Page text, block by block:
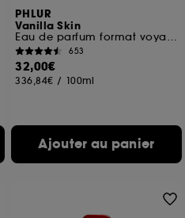
PHLUR
Vanilla Skin
Eau de parfum format voyage
653
32,00€
336,84€ / 100ml
Ajouter au panier